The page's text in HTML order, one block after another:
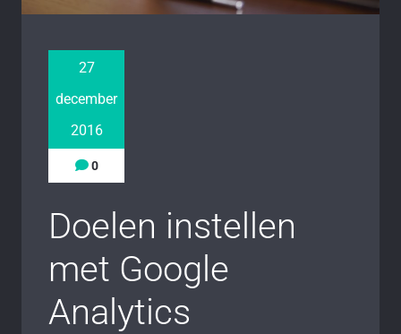
27
december
2016
0
Doelen instellen
met Google
Analytics